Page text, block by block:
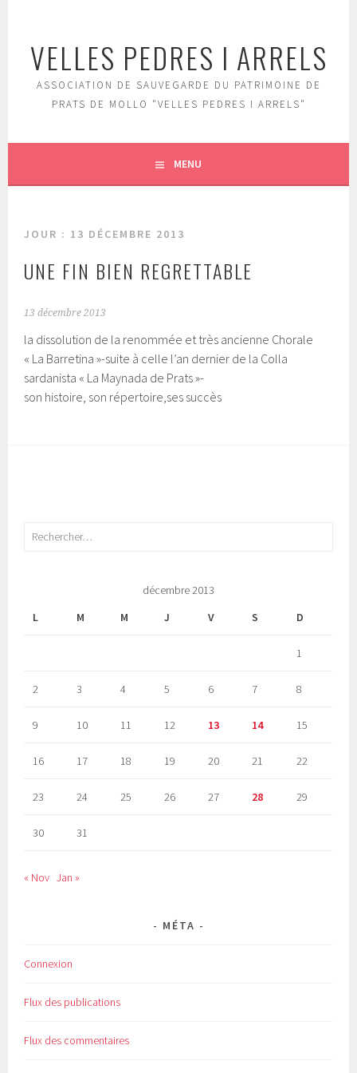
contenu
principal
VELLES PEDRES I ARRELS
ASSOCIATION DE SAUVEGARDE DU PATRIMOINE DE
PRATS DE MOLLO "VELLES PEDRES I ARRELS"
MENU
JOUR : 13 DÉCEMBRE 2013
UNE FIN BIEN REGRETTABLE
13 décembre 2013
la dissolution de la renommée et très ancienne Chorale
« La Barretina »-suite à celle l’an dernier de la Colla
sardanista « La Maynada de Prats »-
son histoire, son répertoire,ses succès
Rechercher :
décembre 2013
L
M M J V S D
1
2 3 4 5 6 7 8
9 10 11 12 13 14 15
16 17 18 19 20 21 22
23 24 25 26 27 28 29
30 31
« Nov Jan »
MÉTA
Connexion
Flux des publications
Flux des commentaires